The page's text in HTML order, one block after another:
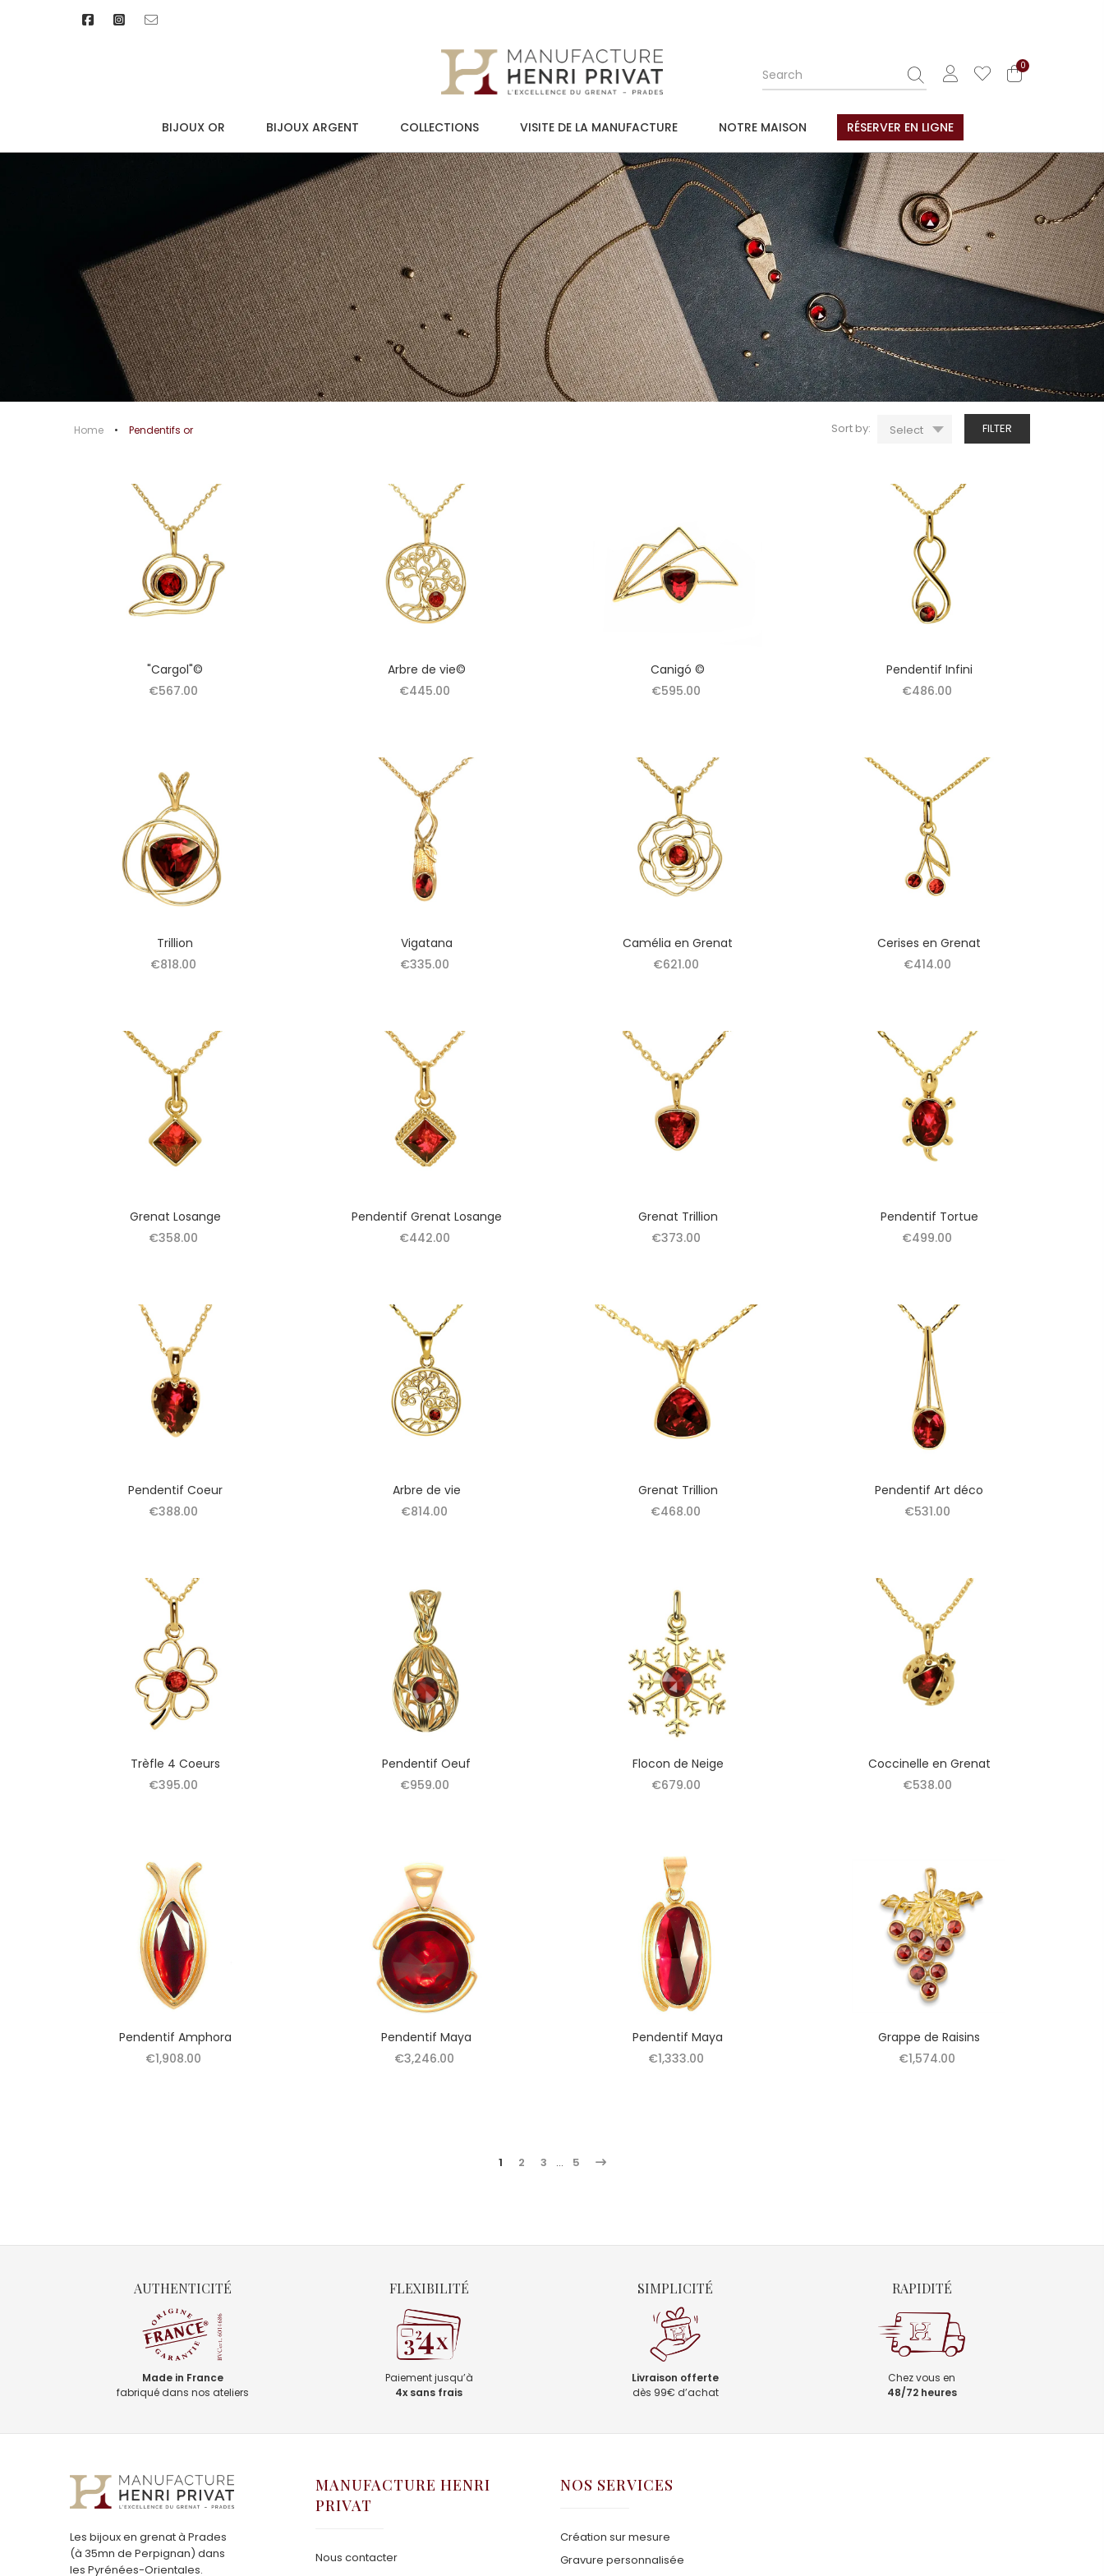
0
BIJOUX OR BIJOUX ARGENT COLLECTIONS VISITE DE LA MANUFACTURE NOTRE MAISON RÉSERVER EN LIGNE
Home
Pendentifs or Sort by: Select FILTER
"Cargol"©
€567.00
Arbre de vie©
€445.00
Canigó ©
€595.00
Pendentif Infini
€486.00
Trillion
€818.00
Vigatana
€335.00
Camélia en Grenat
€621.00
Cerises en Grenat
€414.00
Grenat Losange
€358.00
Pendentif Grenat Losange
€442.00
Grenat Trillion
€373.00
Pendentif Tortue
€499.00
Pendentif Coeur
€388.00
Arbre de vie
€814.00
Grenat Trillion
€468.00
Pendentif Art déco
€531.00
Trèfle 4 Coeurs
€395.00
Pendentif Oeuf
€959.00
Flocon de Neige
€679.00
Coccinelle en Grenat
€538.00
Pendentif Amphora
€1,908.00
Pendentif Maya
€3,246.00
Pendentif Maya
€1,333.00
Grappe de Raisins
€1,574.00
1 2 3 … 5
AUTHENTICITÉ
Made in France
fabriqué dans nos ateliers
FLEXIBILITÉ
Paiement jusqu’à
4x sans frais
SIMPLICITÉ
Livraison offerte
dès 99€ d’achat
RAPIDITÉ
Chez vous en
48/72 heures
Les bijoux en grenat à Prades
(à 35mn de Perpignan) dans
les Pyrénées-Orientales.
MANUFACTURE HENRI
PRIVAT
Nous contacter
NOS SERVICES
Création sur mesure
Gravure personnalisée